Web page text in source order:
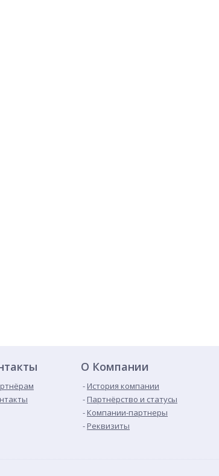
О Компании
История компании
Партнёрство и статусы
Компании-партнеры
Реквизиты